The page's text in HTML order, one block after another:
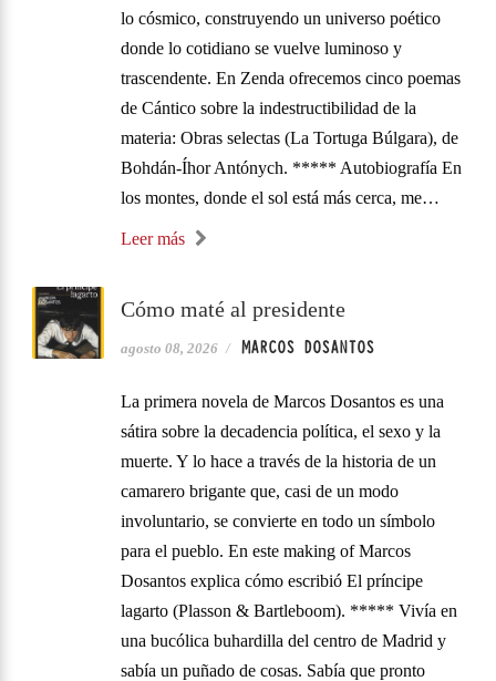
lo cósmico, construyendo un universo poético
donde lo cotidiano se vuelve luminoso y
trascendente. En Zenda ofrecemos cinco poemas
de Cántico sobre la indestructibilidad de la
materia: Obras selectas (La Tortuga Búlgara), de
Bohdán-Íhor Antónych. ***** Autobiografía En
los montes, donde el sol está más cerca, me…
Leer más
Cómo maté al presidente
agosto 08, 2026 / MARCOS DOSANTOS
La primera novela de Marcos Dosantos es una
sátira sobre la decadencia política, el sexo y la
muerte. Y lo hace a través de la historia de un
camarero brigante que, casi de un modo
involuntario, se convierte en todo un símbolo
para el pueblo. En este making of Marcos
Dosantos explica cómo escribió El príncipe
lagarto (Plasson & Bartleboom). ***** Vivía en
una bucólica buhardilla del centro de Madrid y
sabía un puñado de cosas. Sabía que pronto